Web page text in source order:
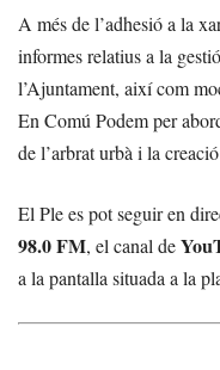
A més de l’adhesió a la
informes relatius a la
l’Ajuntament, així com
En Comú Podem per
de l’arbrat urbà i la
El Ple es pot seguir en
98.0 FM, el canal de
a la pantalla situada a la